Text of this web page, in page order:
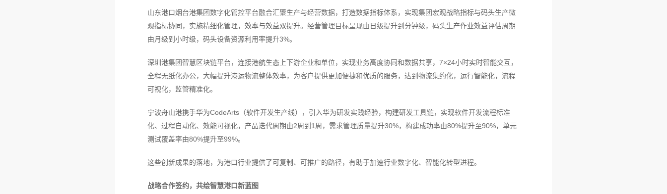
山东港口烟台港集团数字化管控平台融合汇聚生产与经营数据，打造数据指标体系，实现集团宏观战略指标与码头生产微
观指标协同，实施精细化管理，效率与效益双提升。经营管理目标呈现由日级提升到分钟级，码头生产作业效益评估周期
由月级到小时级，码头设备资源利用率提升3%。
深圳港集团智慧区块链平台，连接港航生态上下游企业和单位，实现业务高度协同和数据共享，7×24小时实时智能交互，
全程无纸化办公，大幅提升港运物流整体效率，为客户提供更加便捷和优质的服务，达到物流集约化，运行智能化，流程
可视化，监管精准化。
宁波舟山港携手华为CodeArts（软件开发生产线），引入华为研发实践经验，构建研发工具链，实现软件开发流程标准
化、过程自动化、效能可视化，产品迭代周期由2周到1周，需求管理质量提升30%，构建成功率由80%提升至90%，单元
测试覆盖率由80%提升至99%。
这些创新成果的落地，为港口行业提供了可复制、可推广的路径，有助于加速行业数字化、智能化转型进程。
战略合作签约，共绘智慧港口新蓝图